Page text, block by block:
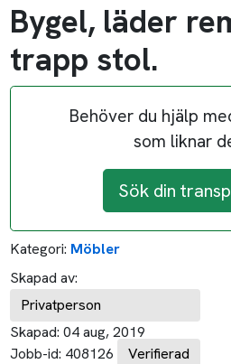
Bygel, läder
trapp stol.
Behöver du hjälp
som liknar
Sök din
Kategori: Möbler
Skapad av:
Privatperson
Skapad: 04 aug, 2019
Jobb-id: 408126
Verifierad